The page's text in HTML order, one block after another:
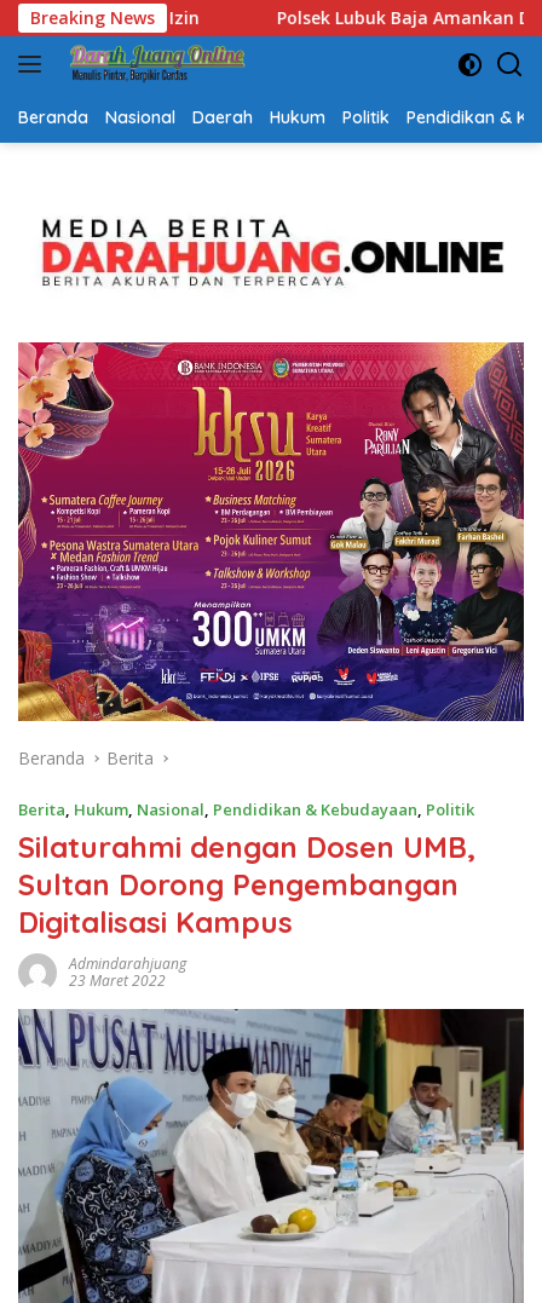
Langsung
ke
konten
Breaking News
Amankan Dua Tersangka Beserta 74 Cartridge Vape
Beranda Nasional Daerah Hukum Politik Pendidikan &
Beranda Berita
Berita, Hukum, Nasional, Pendidikan & Kebudayaan, Politik
Silaturahmi dengan Dosen UMB,
Sultan Dorong Pengembangan
Digitalisasi Kampus
Admindarahjuang
23 Maret 2022